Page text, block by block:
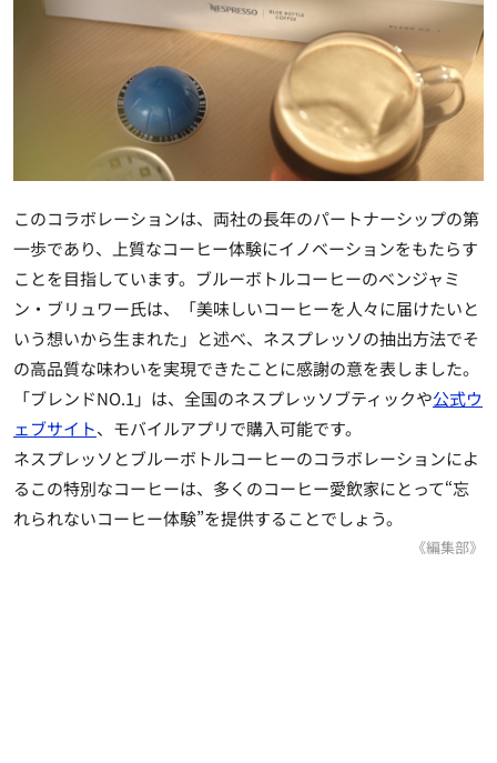
このコラボレーションは、両社の長年のパートナーシップの第
一歩であり、上質なコーヒー体験にイノベーションをもたらす
ことを目指しています。ブルーボトルコーヒーのベンジャミ
ン・ブリュワー氏は、「美味しいコーヒーを人々に届けたいと
いう想いから生まれた」と述べ、ネスプレッソの抽出方法でそ
の高品質な味わいを実現できたことに感謝の意を表しました。
「ブレンドNO.1」は、全国のネスプレッソブティックや公式ウ
ェブサイト、モバイルアプリで購入可能です。
ネスプレッソとブルーボトルコーヒーのコラボレーションによ
るこの特別なコーヒーは、多くのコーヒー愛飲家にとって“忘
れられないコーヒー体験”を提供することでしょう。
《編集部》